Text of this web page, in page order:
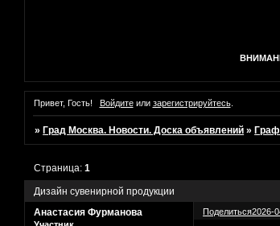
Привет, Гость! Войдитеили зарегистрируйтесь.
» Град Москва. Новости. Доска объявлений »
Дизайн сувенирной продукции
Страница:1
Поделиться2026-
Анастасия Фурманова